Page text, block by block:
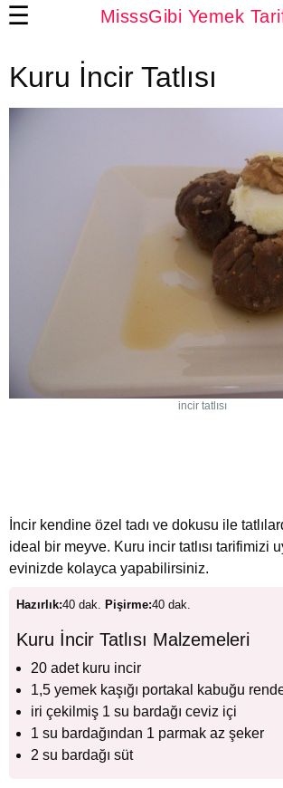
MisssGibi Yemek
☰
Kuru İncir Tatlısı
incir tatlısı
İncir kendine özel tadı ve dokusu ile
ideal bir meyve. Kuru incir tatlısı tarifimizi
evinizde kolayca yapabilirsiniz.
Hazırlık:40 dak. Pişirme:40 dak.
Kuru İncir Tatlısı Malzemeleri
20 adet kuru incir
1,5 yemek kaşığı portakal kabuğu
iri çekilmiş 1 su bardağı ceviz içi
1 su bardağından 1 parmak az şeker
2 su bardağı süt